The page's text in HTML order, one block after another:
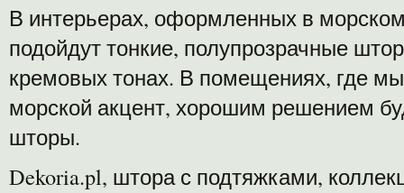
В интерьерах, оформленных в
подойдут тонкие, полупрозрачные
кремовых тонах. В помещениях, где
морской акцент, хорошим решением
шторы.
Dekoria.pl, штора с подтяжками,